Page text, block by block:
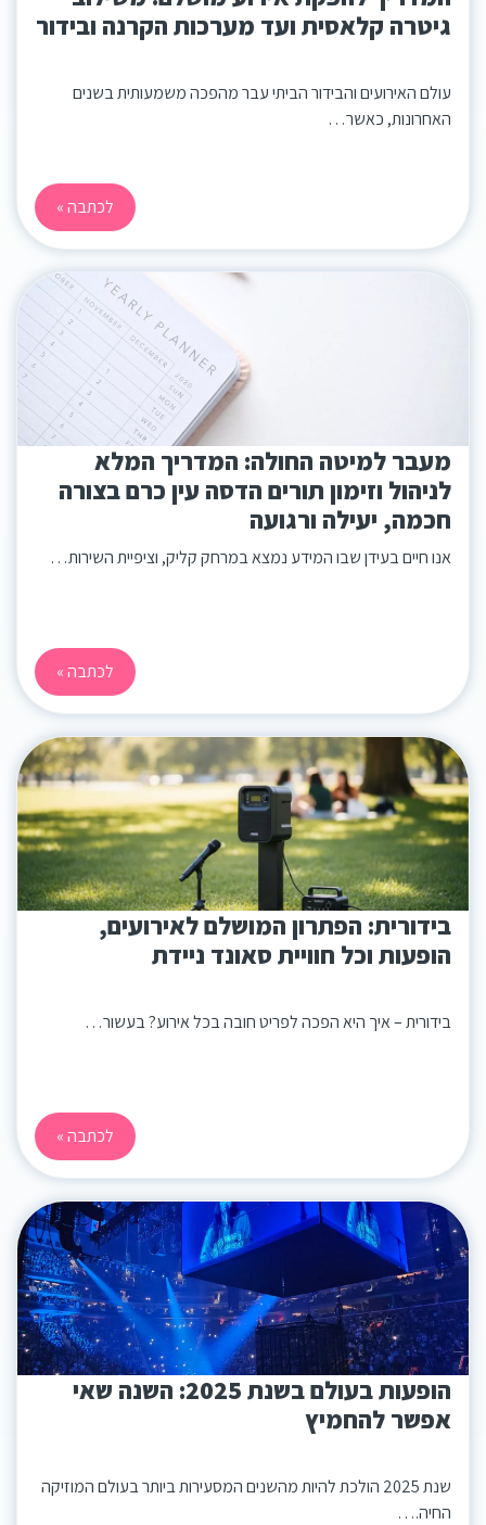
גיטרה קלאסית ועד מערכות הקרנה ובידור
עולם האירועים והבידור הביתי עבר מהפכה משמעותית בשנים
האחרונות, כאשר…
לכתבה »
מעבר למיטה החולה: המדריך המלא
לניהול וזימון תורים הדסה עין כרם בצורה
חכמה, יעילה ורגועה
אנו חיים בעידן שבו המידע נמצא במרחק קליק, וציפיית השירות…
לכתבה »
בידורית: הפתרון המושלם לאירועים,
הופעות וכל חוויית סאונד ניידת
בידורית – איך היא הפכה לפריט חובה בכל אירוע? בעשור…
לכתבה »
הופעות בעולם בשנת 2025: השנה שאי
אפשר להחמיץ
שנת 2025 הולכת להיות מהשנים המסעירות ביותר בעולם המוזיקה
החיה.…